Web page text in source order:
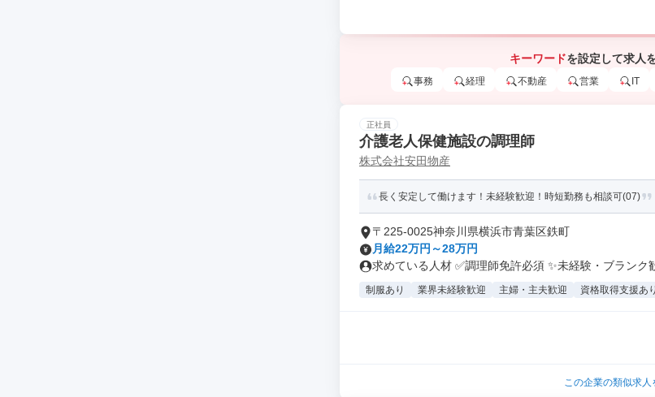
キーワードを設定して求人
事務 経理 不動産 営業 IT
正社員
介護老人保健施設の調理師
株式会社安田物産
長く安定して働けます！未経験歓迎！時短勤務も相談可(07)
〒225-0025神奈川県横浜市青葉区鉄町
月給22万円～28万円
求めている人材 ✅調理師免許必須 ✨未経験・ブランク
制服あり 業界未経験歓迎 主婦・主夫歓迎 資格取得支援あり
この企業の類似求人